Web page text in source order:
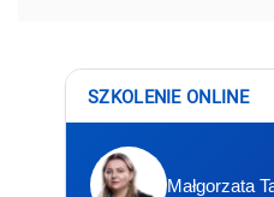
SZKOLENIE ONLINE
Małgorzata